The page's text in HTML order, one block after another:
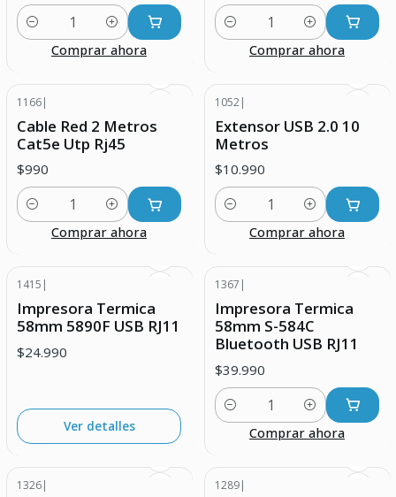
Cantidad
Comprar ahora
Cantidad
Comprar ahora
1166|
Cable Red 2 Metros
Cat5e Utp Rj45
$990
Cantidad
Comprar ahora
1052|
Extensor USB 2.0 10
Metros
$10.990
Cantidad
Comprar ahora
1415 |
Impresora Termica
58mm 5890F USB RJ11
$24.990
Ver detalles
1367 |
Impresora Termica
58mm S-584C
Bluetooth USB RJ11
$39.990
Cantidad
Comprar ahora
1326| 1289|